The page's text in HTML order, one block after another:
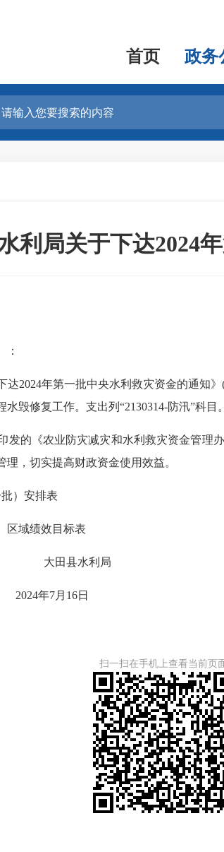
首页 政务
利局关于下达2024
：
年第一批中央水利救灾资金的通知》
毁修复工作。支出列“2130314-防汛”科目
《农业防灾减灾和水利救灾资金管理
，切实提高财政资金使用效益。
）安排表
域绩效目标表
水利局
日
扫一扫在手机上查看当前页